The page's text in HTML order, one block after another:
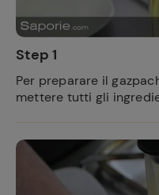
Step 1
Per preparare il
mettere tutti gli